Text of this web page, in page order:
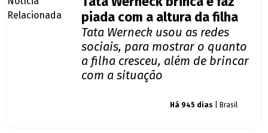
piada com a altura da filha
Tata Werneck usou as redes
sociais, para mostrar o quanto
a filha cresceu, além de brincar
com a situação
Há 945 dias | Brasil